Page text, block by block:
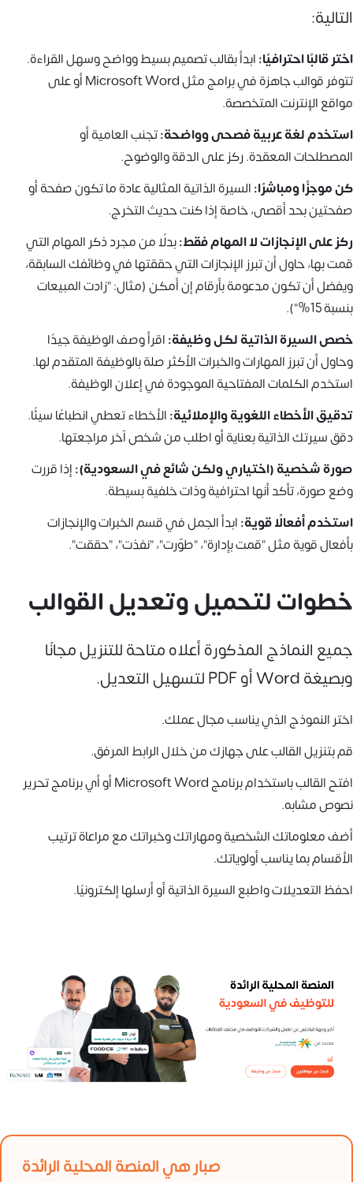
التالية:
اختر قالبًا احترافيًا:ابدأ بقالب تصميم بسيط وواضح وسهل القراءة.
تتوفر قوالب جاهزة في برامج مثل Microsoft Word أو على
مواقع الإنترنت المتخصصة.
استخدم لغة عربية فصحى وواضحة:تجنب العامية أو
المصطلحات المعقدة. ركز على الدقة والوضوح.
كن موجزًا ومباشرًا:السيرة الذاتية المثالية عادة ما تكون صفحة أو
صفحتين بحد أقصى، خاصة إذا كنت حديث التخرج.
ركز على الإنجازات لا المهام فقط:بدلًا من مجرد ذكر المهام التي
قمت بها، حاول أن تبرز الإنجازات التي حققتها في وظائفك السابقة،
ويفضل أن تكون مدعومة بأرقام إن أمكن (مثال: "زادت المبيعات
بنسبة 15%").
خصص السيرة الذاتية لكل وظيفة:اقرأ وصف الوظيفة جيدًا
وحاول أن تبرز المهارات والخبرات الأكثر صلة بالوظيفة المتقدم لها.
استخدم الكلمات المفتاحية الموجودة في إعلان الوظيفة.
تدقيق الأخطاء اللغوية والإملائية:الأخطاء تعطي انطباعًا سيئًا.
دقق سيرتك الذاتية بعناية أو اطلب من شخص آخر مراجعتها.
صورة شخصية (اختياري ولكن شائع في السعودية):إذا قررت
وضع صورة، تأكد أنها احترافية وذات خلفية بسيطة.
استخدم أفعالًا قوية:ابدأ الجمل في قسم الخبرات والإنجازات
بأفعال قوية مثل "قمت بإدارة"، "طوّرت"، "نفذت"، "حققت".
خطوات لتحميل وتعديل القوالب
جميع النماذج المذكورة أعلاه متاحة للتنزيل مجانًا
وبصيغة Word أو PDF لتسهيل التعديل.
اختر النموذج الذي يناسب مجال عملك.
قم بتنزيل القالب على جهازك من خلال الرابط المرفق.
افتح القالب باستخدام برنامج Microsoft Word أو أي برنامج تحرير
نصوص مشابه.
أضف معلوماتك الشخصية ومهاراتك وخبراتك مع مراعاة ترتيب
الأقسام بما يناسب أولوياتك.
احفظ التعديلات واطبع السيرة الذاتية أو أرسلها إلكترونيًا.
صبار هي المنصة المحلية الرائدة